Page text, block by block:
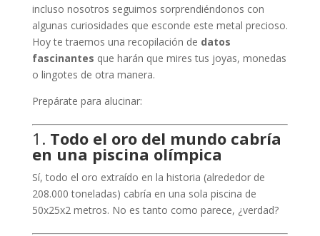
incluso nosotros seguimos sorprendiéndonos con
algunas curiosidades que esconde este metal precioso.
Hoy te traemos una recopilación de datos
fascinantes que harán que mires tus joyas, monedas
o lingotes de otra manera.
Prepárate para alucinar:
1. Todo el oro del mundo cabría
en una piscina olímpica
Sí, todo el oro extraído en la historia (alrededor de
208.000 toneladas) cabría en una sola piscina de
50x25x2 metros. No es tanto como parece, ¿verdad?